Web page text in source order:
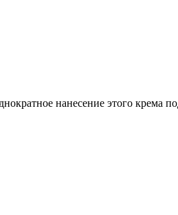
нанесение этого крема